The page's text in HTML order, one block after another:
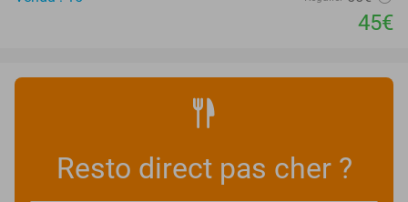
45€
Resto direct pas cher ?